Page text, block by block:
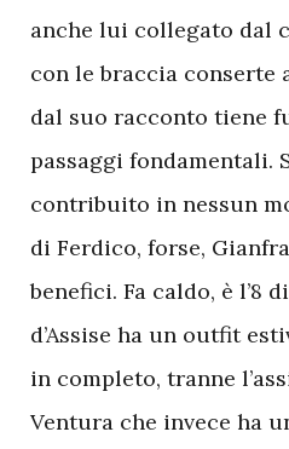
anche lui collegato dal
con le braccia conserte
dal suo racconto tiene
passaggi fondamentali.
contribuito in nessun
di Ferdico, forse,
benefici. Fa caldo, è l’8
d’Assise ha un outfit
in completo, tranne
Ventura che invece ha